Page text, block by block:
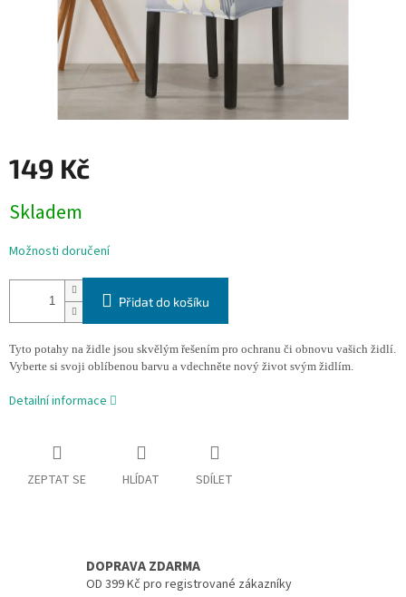
149 Kč
cena:
Skladem
Možnosti doručení
Přidat do košíku
Tyto potahy na židle jsou skvělým řešením pro ochranu či obnovu vašich židlí.
Vyberte si svoji oblíbenou barvu a vdechněte nový život svým židlím.
Detailní informace
ZEPTAT SE HLÍDAT SDÍLET
DOPRAVA ZDARMA
OD 399 Kč pro registrované zákazníky